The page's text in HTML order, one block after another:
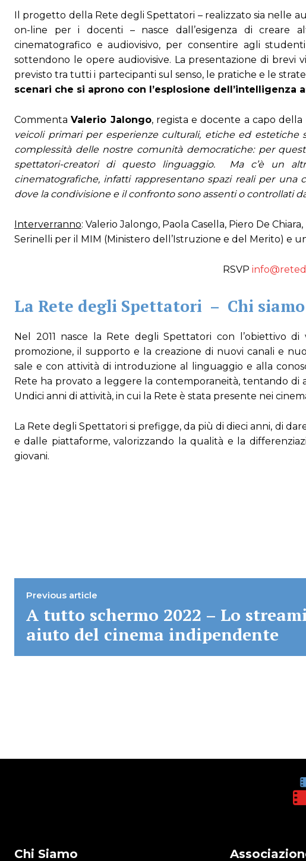
Il progetto della Rete degli Spettatori – realizzato sia nelle
on-line per i docenti – nasce dall’esigenza di creare
cinematografico e audiovisivo, per consentire agli
sottendono le opere audiovisive. La presentazione di brevi
previsto tra tutti i partecipanti sul senso, le pratiche e le
scenari che si aprono con l’esplosione dell’intelligenza
CommentaValerio Jalongo, regista e docente a capo
veicoli primari per esperienze culturali, etiche ed
complessità delle nostre comunità democratiche: per
spettatori-creatori di questo linguaggio. Ma c’è un
cinematografiche, infatti rappresentano spazi reali per
dove la condivisione e il confronto sono assenti o controllati
Interverranno: Valerio Jalongo, Paola Casella, Piero De
Serinelli per il MIM (Ministero dell’Istruzione e del Merito) e
RSVP
La Rete degli Spettatori – Chi siamo
Nel 2011 nasce la Rete degli Spettatori con l’obiettivo
promozione, il supporto e la creazione di nuovi canali e
sale e con attività di introduzione al linguaggio e alla
Rete ha provato a leggere la contemporaneità, tentando
Undici anni di attività, in cui la Rete è stata presente nei
La Rete degli Spettatori si prefigge, da più di dieci anni, di
e dalle piattaforme, valorizzando la qualità e la
giovani.
Previous article
A tutto schermo 2022 – Lo
aiuto del cinema indipendente
Chi Siamo